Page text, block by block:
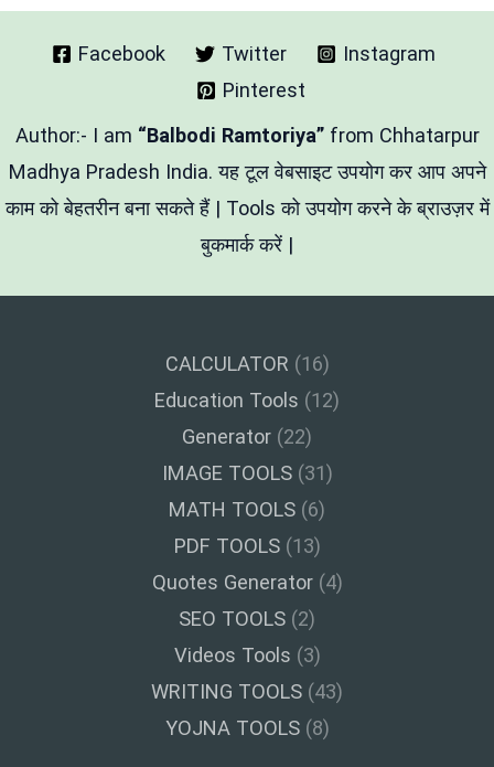
सीखने
काFacebook Twitter
Instagram
Pinterest
Author:- I am “Balbodi Ramtoriya” from Chhatarpur
Madhya Pradesh India. यह टूल वेबसाइट उपयोग कर आप अपने
काम को बेहतरीन बना सकते हैं | Tools को उपयोग करने के ब्राउज़र में
बुकमार्क करें |
CALCULATOR (16)
Education Tools (12)
Generator (22)
IMAGE TOOLS(31)
MATH TOOLS (6)
PDF TOOLS(13)
Quotes Generator(4)
SEO TOOLS (2)
Videos Tools (3)
WRITING TOOLS (43)
YOJNA TOOLS(8)